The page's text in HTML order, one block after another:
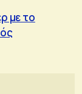
με το